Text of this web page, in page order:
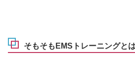
そもそもEMSトレーニングとは